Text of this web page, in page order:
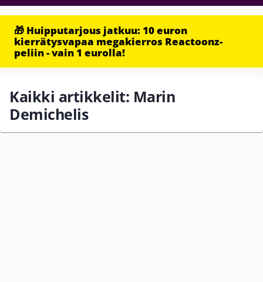
🎁 Huipputarjous jatkuu: 10 euron
kierrätysvapaa megakierros Reactoonz-
peliin - vain 1 eurolla!
Kaikki artikkelit: Marin
Demichelis